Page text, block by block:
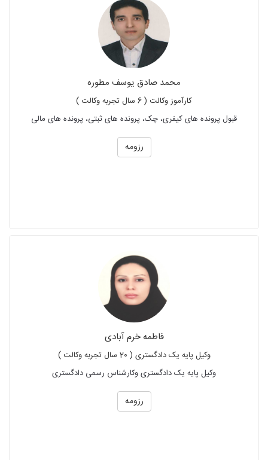
محمد صادق یوسف مطوره
کارآموز وکالت ( 6 سال تجربه وکالت )
قبول پرونده های کیفری، چک، پرونده های ثبتی، پرونده های مالی
رزومه
فاطمه خرم آبادی
وکیل پایه یک دادگستری ( 20 سال تجربه وکالت )
وکیل پایه یک دادگستری وکارشناس رسمی دادگستری
رزومه